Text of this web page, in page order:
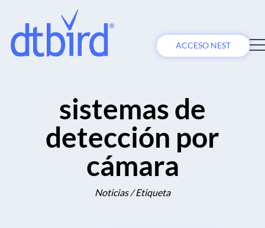
ACCESO NEST
sistemas de
detección por
cámara
Noticias / Etiqueta